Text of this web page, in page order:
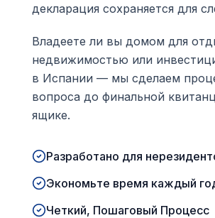
декларация сохраняется для
Владеете ли вы домом для
недвижимостью или
в Испании — мы сделаем
вопроса до финальной
ящике.
Разработано для
Экономьте время каждый
Четкий, Пошаговый Процесс